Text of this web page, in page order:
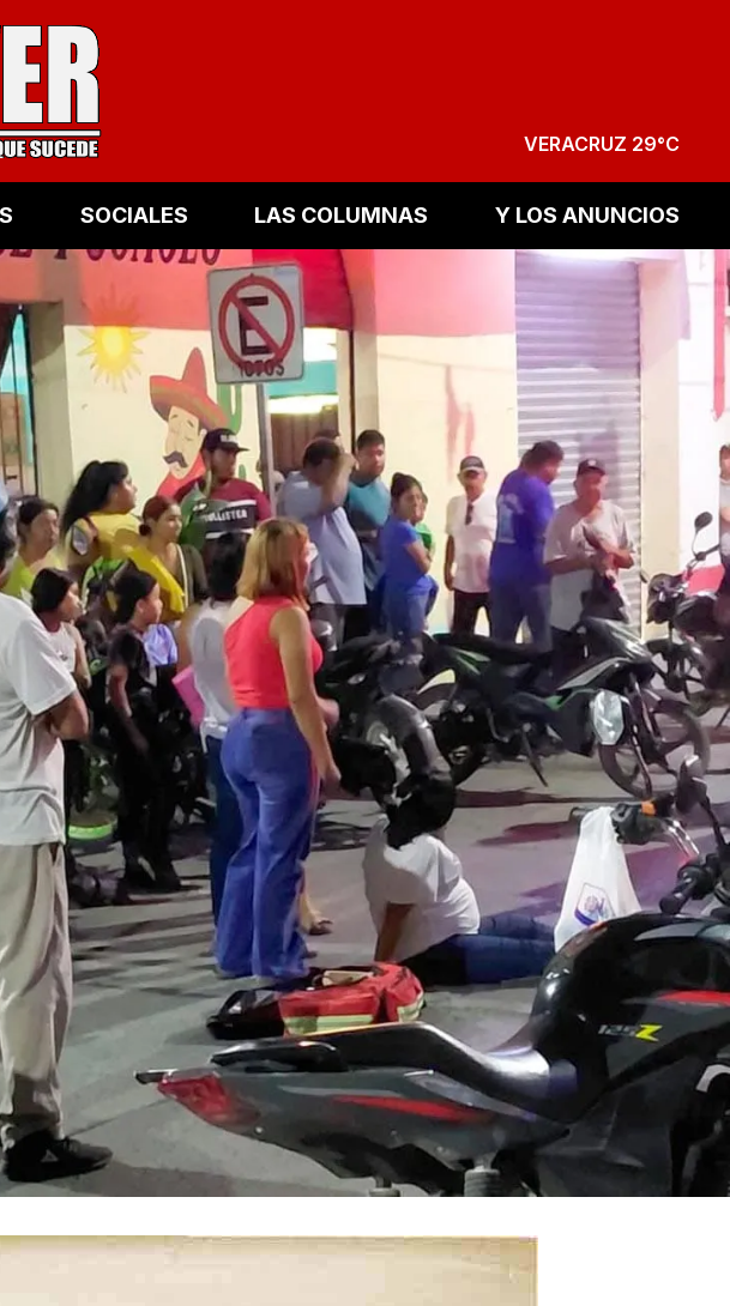
VERACRUZ 29°C
SOCIALES LAS COLUMNAS Y LOS ANUNCIOS